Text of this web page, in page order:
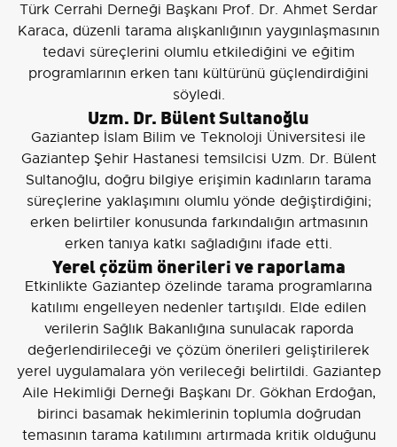
Türk Cerrahi Derneği Başkanı Prof. Dr. Ahmet Serdar
Karaca, düzenli tarama alışkanlığının yaygınlaşmasının
tedavi süreçlerini olumlu etkilediğini ve eğitim
programlarının erken tanı kültürünü güçlendirdiğini
söyledi.
Uzm. Dr. Bülent Sultanoğlu
Gaziantep İslam Bilim ve Teknoloji Üniversitesi ile
Gaziantep Şehir Hastanesi temsilcisi Uzm. Dr. Bülent
Sultanoğlu, doğru bilgiye erişimin kadınların tarama
süreçlerine yaklaşımını olumlu yönde değiştirdiğini;
erken belirtiler konusunda farkındalığın artmasının
erken tanıya katkı sağladığını ifade etti.
Yerel çözüm önerileri ve raporlama
Etkinlikte Gaziantep özelinde tarama programlarına
katılımı engelleyen nedenler tartışıldı. Elde edilen
verilerin Sağlık Bakanlığına sunulacak raporda
değerlendirileceği ve çözüm önerileri geliştirilerek
yerel uygulamalara yön verileceği belirtildi. Gaziantep
Aile Hekimliği Derneği Başkanı Dr. Gökhan Erdoğan,
birinci basamak hekimlerinin toplumla doğrudan
temasının tarama katılımını artırmada kritik olduğunu